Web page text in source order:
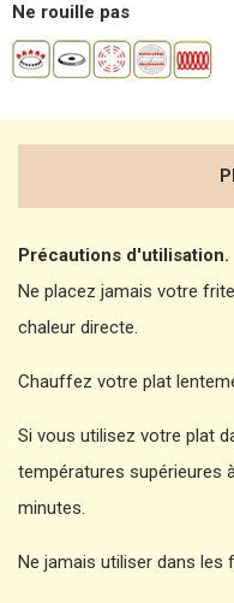
Ne rouille pas
Précautions d'utilisation.
Ne placez jamais votre
chaleur directe.
Chauffez votre plat
Si vous utilisez votre plat
températures supérieures
minutes.
Ne jamais utiliser dans les